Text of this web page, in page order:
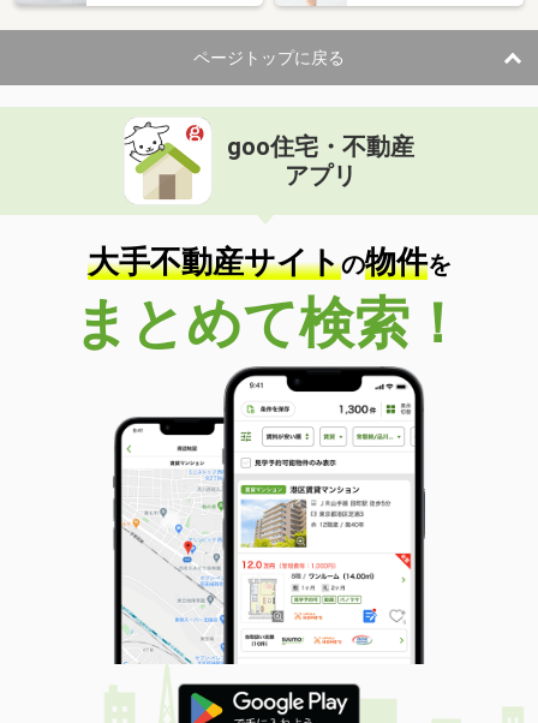
ページトップに戻る
goo住宅・不動産
アプリ
大手不動産サイトの物件を
まとめて検索！